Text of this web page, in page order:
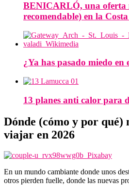
BENICARLÓ, una oferta
recomendable) en la
¿Ya has pasado miedo en
13 planes anti calor para
Dónde (cómo y por qué)
viajar en 2026
En un mundo cambiante donde unos
otros pierden fuelle, donde las nuevas